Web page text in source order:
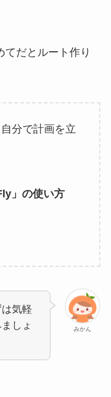
てだとルート作り
分で計画を立
」の使い方
みかん
気軽
しょ